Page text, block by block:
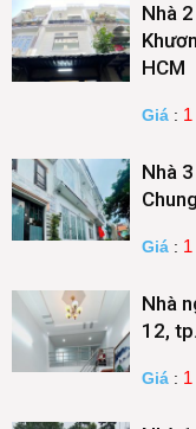
Nhà
HCM
Giá :
Nhà
Giá :
Nhà
12,
Giá :